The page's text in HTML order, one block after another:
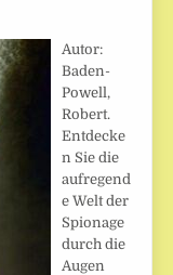
Autor:
Baden-
Powell,
Robert.
Entdecke
n Sie die
aufregend
e Welt der
Spionage
durch die
Augen